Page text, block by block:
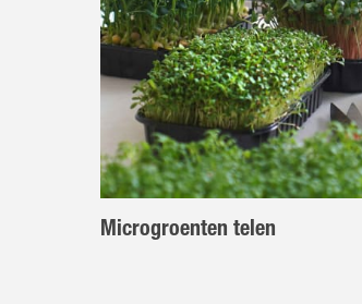
Microgroenten telen